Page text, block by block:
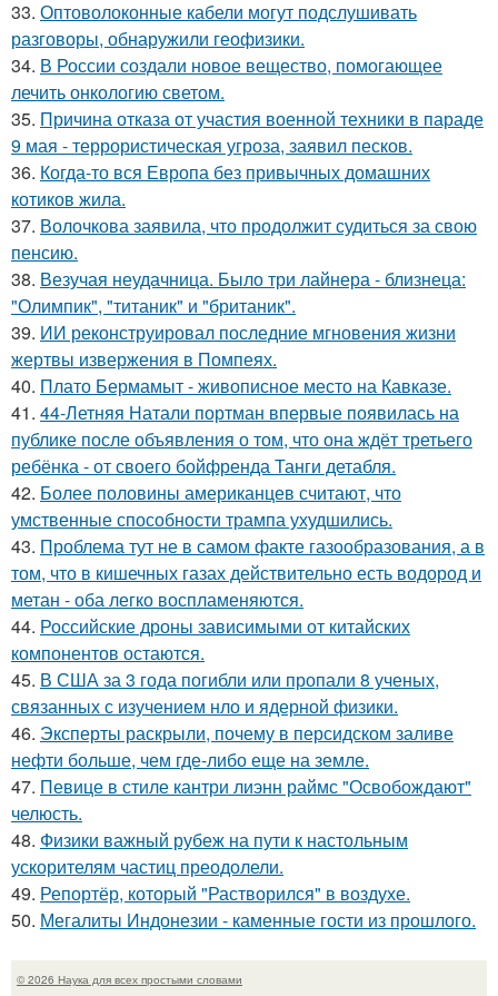
33. Оптоволоконные кабели могут подслушивать
разговоры, обнаружили геофизики.
34. В России создали новое вещество, помогающее
лечить онкологию светом.
35. Причина отказа от участия военной техники в параде
9 мая - террористическая угроза, заявил песков.
36. Когда-то вся Европа без привычных домашних
котиков жила.
37. Волочкова заявила, что продолжит судиться за свою
пенсию.
38. Везучая неудачница. Было три лайнера - близнеца:
"Олимпик", "титаник" и "британик".
39. ИИ реконструировал последние мгновения жизни
жертвы извержения в Помпеях.
40. Плато Бермамыт - живописное место на Кавказе.
41. 44-Летняя Натали портман впервые появилась на
публике после объявления о том, что она ждёт третьего
ребёнка - от своего бойфренда Танги детабля.
42. Более половины американцев считают, что
умственные способности трампа ухудшились.
43. Проблема тут не в самом факте газообразования, а в
том, что в кишечных газах действительно есть водород и
метан - оба легко воспламеняются.
44. Российские дроны зависимыми от китайских
компонентов остаются.
45. В США за 3 года погибли или пропали 8 ученых,
связанных с изучением нло и ядерной физики.
46. Эксперты раскрыли, почему в персидском заливе
нефти больше, чем где-либо еще на земле.
47. Певице в стиле кантри лиэнн раймс "Освобождают"
челюсть.
48. Физики важный рубеж на пути к настольным
ускорителям частиц преодолели.
49. Репортёр, который "Растворился" в воздухе.
50. Мегалиты Индонезии - каменные гости из прошлого.
© 2026 Наука для всех простыми словами